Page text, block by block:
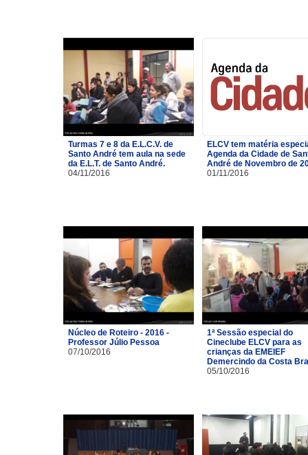
Turmas 7 e 8 da E.L.C.V. de
Santo André tem aula na sede
da E.L.T. de Santo André.
04/11/2016
ELCV tem matéria
Agenda da Cidade de
André de Novembro de
01/11/2016
Núcleo de Roteiro - 2016 -
Professor Júlio Pessoa
07/10/2016
1ª Sessão especial do
Cineclube ELCV para as
crianças da EMEIEF
Demercindo da Costa
05/10/2016